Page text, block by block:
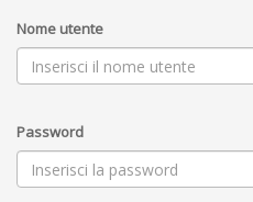
Nome utente
Password